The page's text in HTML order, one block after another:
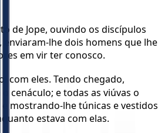
de Jope, ouvindo os discípulos
enviaram-lhe dois homens que lhe
em vir ter conosco.
com eles. Tendo chegado,
cenáculo; e todas as viúvas o
mostrando-lhe túnicas e vestidos
estava com elas.